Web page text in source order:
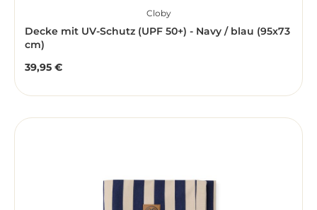
Cloby
Decke mit UV-Schutz (UPF 50+) - Navy / blau (95x73
cm)
Regulärer Preis:
39,95 €